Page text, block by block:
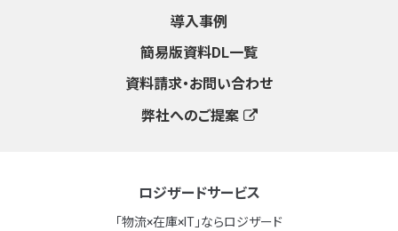
導入事例
簡易版資料DL一覧
資料請求・お問い合わせ
弊社へのご提案
ロジザードサービス
「物流×在庫×IT」ならロジザード